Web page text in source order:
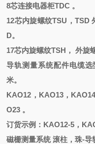
8芯连接电器柜TDC 。
12芯内旋螺纹TSU，TSD
D。
17芯内旋螺纹TSH， 外旋
导轨测量系统配件电缆选
米。
KAO12，KAO13，
O23 。
订货示例： KAO12-5，
磁栅测量系统 滚柱，珠-导